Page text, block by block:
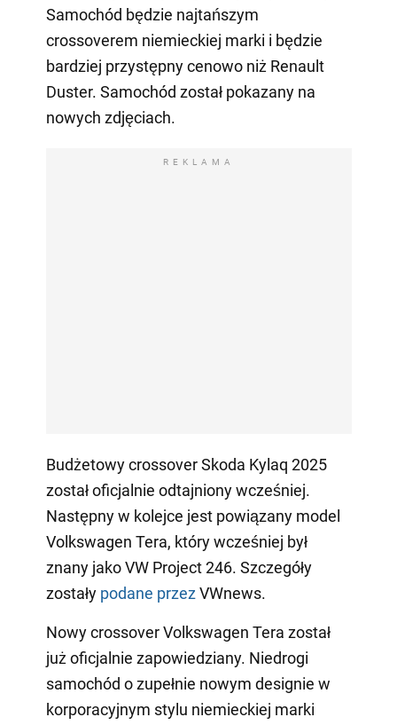
Samochód będzie najtańszym
crossoverem niemieckiej marki i będzie
bardziej przystępny cenowo niż Renault
Duster. Samochód został pokazany na
nowych zdjęciach.
REKLAMA
Budżetowy crossover Skoda Kylaq 2025
został oficjalnie odtajniony wcześniej.
Następny w kolejce jest powiązany model
Volkswagen Tera, który wcześniej był
znany jako VW Project 246. Szczegóły
zostały podane przezVWnews.
Nowy crossover Volkswagen Tera został
już oficjalnie zapowiedziany. Niedrogi
samochód o zupełnie nowym designie w
korporacyjnym stylu niemieckiej marki